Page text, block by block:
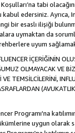
tabi
edersiniz. Ayrıca,
bir esaslı ilişiği
uymaktan da
uyum
İÇERİĞİNİN
OLMAYACAK VE
TEMSİLCİLERİNİ,
Programı'na
uygun olarak